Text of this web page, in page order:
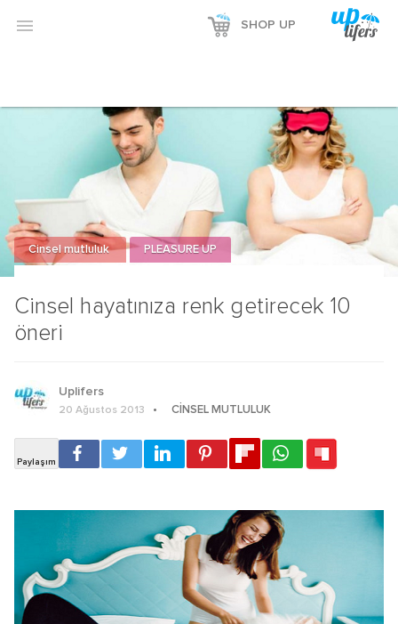
 SHOP UP
Cinsel hayatınıza renk getirecek 10
öneri
Cinsel mutluluk PLEASURE UP
Uplifers
20 Ağustos 2013 CINSEL MUTLULUK